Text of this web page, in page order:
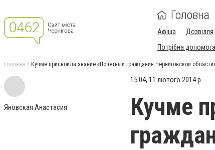
Головна
Афіша Дозвілля
Потрібна допомога
Головна Кучме присвоили звание «Почетный гражданин Черниговской
Яновская Анастасия
15:04, 11 лютого 2014 р.
Кучме